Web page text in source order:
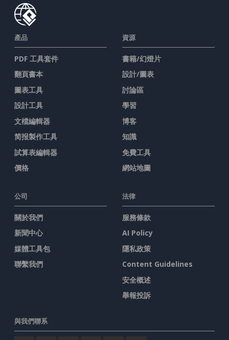
產品
PDF 工具套件
翻頁書本
圖表工具
設計工具
文檔編輯器
简报製作工具
試算表編輯器
價格
資源
書籍/幻燈片
設計/圖表
討論區
學習
博客
知識
免費工具
網站地圖
公司
關於我們
新聞中心
媒體工具包
聯繫我們
法律
服務條款
AI Policy
隱私政策
Content Guidelines
安全概述
舉報投訴
與我們聯系